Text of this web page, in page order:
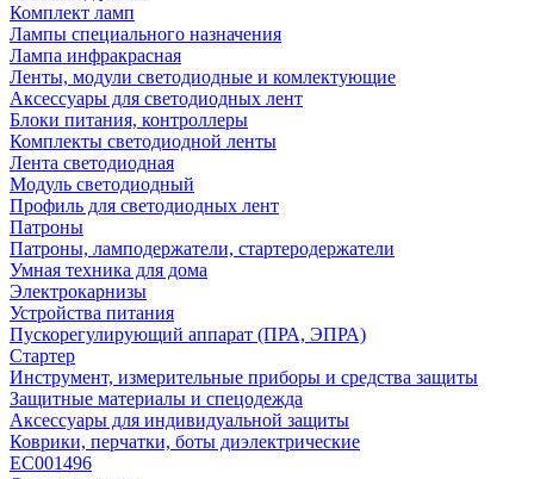
Комплект ламп
Лампы специального назначения
Лампа инфракрасная
Ленты, модули светодиодные и комлектующие
Аксессуары для светодиодных лент
Блоки питания, контроллеры
Комплекты светодиодной ленты
Лента светодиодная
Модуль светодиодный
Профиль для светодиодных лент
Патроны
Патроны, ламподержатели, стартеродержатели
Умная техника для дома
Электрокарнизы
Устройства питания
Пускорегулирующий аппарат (ПРА, ЭПРА)
Стартер
Инструмент, измерительные приборы и средства защиты
Защитные материалы и спецодежда
Аксессуары для индивидуальной защиты
Коврики, перчатки, боты диэлектрические
EC001496